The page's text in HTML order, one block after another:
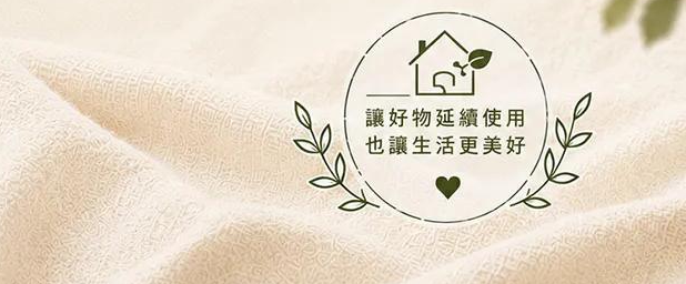
的生活空間。把貼身衣物、保養品、襪子、小瓶罐集中歸位，房間會立刻看起來更舒
收納 #化妝台收納 #臥室收納 #生活采家
品？
、襪子、小毛巾、保養品瓶罐、香氛瓶、桌面小物與日常耗材。
嗎？
，前方也有開門設計，方便分層拿取物品，門板可視狀況安裝或不安裝。
嗎？